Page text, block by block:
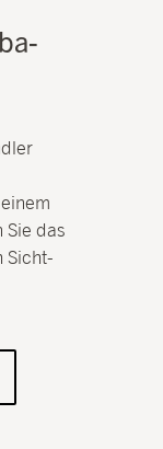
Sie das
Sicht-